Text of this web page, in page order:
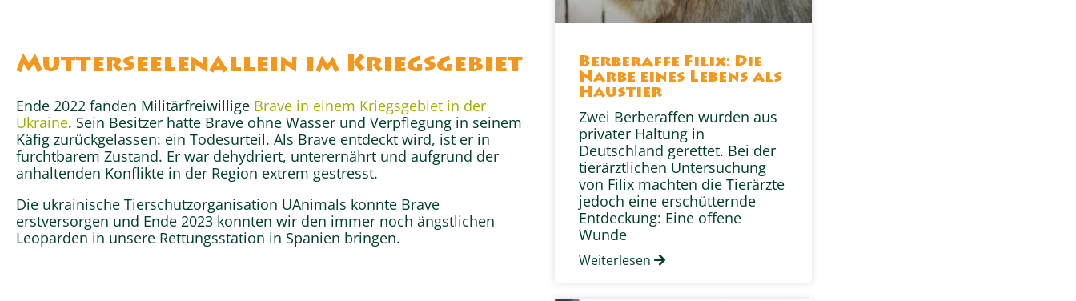
Mutterseelenallein im Kriegsgebiet
Ende 2022 fanden Militärfreiwillige Brave in einem Kriegsgebiet in der
Ukraine. Sein Besitzer hatte Brave ohne Wasser und Verpflegung in seinem
Käfig zurückgelassen: ein Todesurteil. Als Brave entdeckt wird, ist er in
furchtbarem Zustand. Er war dehydriert, unterernährt und aufgrund der
anhaltenden Konflikte in der Region extrem gestresst.
Die ukrainische Tierschutzorganisation UAnimals konnte Brave
erstversorgen und Ende 2023 konnten wir den immer noch ängstlichen
Leoparden in unsere Rettungsstation in Spanien bringen.
Berberaffe Filix: Die
Narbe eines Lebens als
Haustier
Zwei Berberaffen wurden aus
privater Haltung in
Deutschland gerettet. Bei der
tierärztlichen Untersuchung
von Filix machten die Tierärzte
jedoch eine erschütternde
Entdeckung: Eine offene
Wunde
Weiterlesen